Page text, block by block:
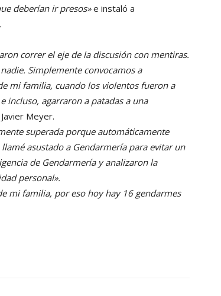
deberían ir presos»e instaló a
correr el eje de la discusión con mentiras.
Simplemente convocamos a
mi familia, cuando los violentos fueron a
incluso, agarraron a patadas a una
Meyer.
superada porque automáticamente
asustado a Gendarmería para evitar un
de Gendarmería y analizaron la
personal».
mi familia, por eso hoy hay 16 gendarmes